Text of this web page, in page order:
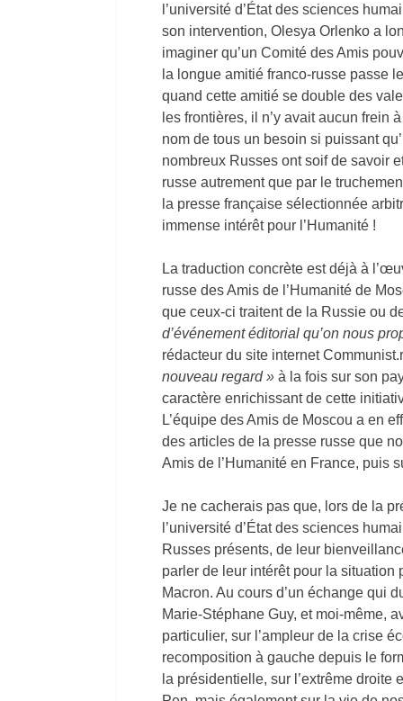
l’université d’État des sciences
son intervention, Olesya Orlenko a
imaginer qu’un Comité des Amis
la longue amitié franco-russe passe
quand cette amitié se double des
les frontières, il n’y avait aucun frein
nom de tous un besoin si puissant
nombreux Russes ont soif de savoir
russe autrement que par le
la presse française sélectionnée
immense intérêt pour l’Humanité !
La traduction concrète est déjà à
russe des Amis de l’Humanité de
que ceux-ci traitent de la Russie ou
d’événement éditorial qu’on nous
rédacteur du site internet
nouveau regard » à la fois sur son
caractère enrichissant de cette
L’équipe des Amis de Moscou a en
des articles de la presse russe que
Amis de l’Humanité en France, puis
Je ne cacherais pas que, lors de la
l’université d’État des sciences
Russes présents, de leur
parler de leur intérêt pour la situation
Macron. Au cours d’un échange qui
Marie-Stéphane Guy, et moi-même,
particulier, sur l’ampleur de la crise
recomposition à gauche depuis le
la présidentielle, sur l’extrême droite